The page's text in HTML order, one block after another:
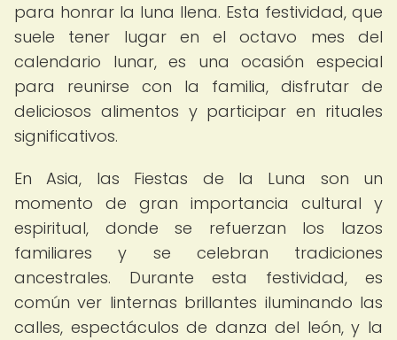
para honrar la luna llena. Esta festividad, que
suele tener lugar en el octavo mes del
calendario lunar, es una ocasión especial
para reunirse con la familia, disfrutar de
deliciosos alimentos y participar en rituales
significativos.
En Asia, las Fiestas de la Luna son un
momento de gran importancia cultural y
espiritual, donde se refuerzan los lazos
familiares y se celebran tradiciones
ancestrales. Durante esta festividad, es
común ver linternas brillantes iluminando las
calles, espectáculos de danza del león, y la